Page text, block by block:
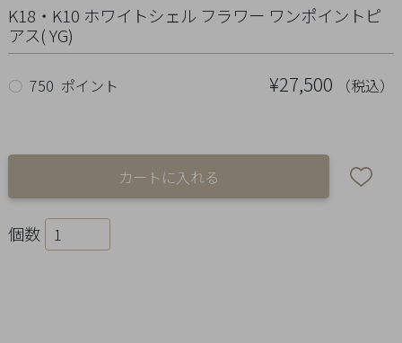
K18・K10 ホワイトシェル フラワー ワンポイントピ
アス( YG)
¥27,500 （税込）
○ 750 ポイント
個数
Earrings
Charm
Ring
Season